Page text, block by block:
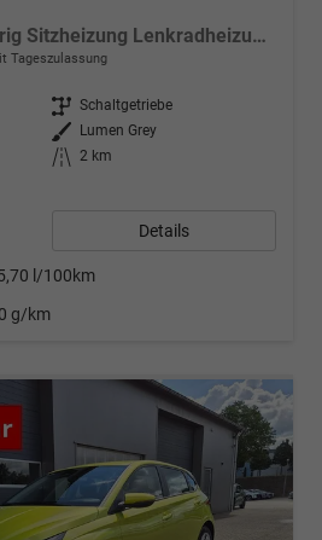
1.0 T-GDI 90PS 5-türig Sitzheizung Lenkradheizung Rückf.Kamera PDC Klima Apple CarPlay Android Auto Tempomat Touchscreen
Tageszulassung
Getriebe Schaltgetriebe
Außenfarbe
Lumen Grey
Kilometerstand
2 km
Details
l/100km
g/km